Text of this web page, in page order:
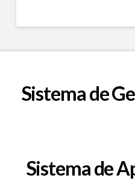
Sistema de
Sistema de